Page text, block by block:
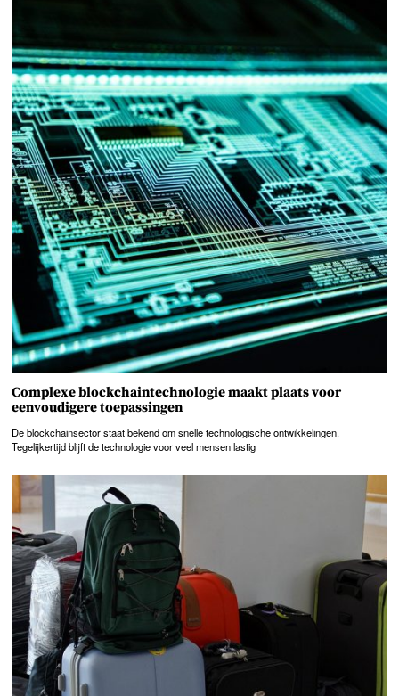
Complexe blockchaintechnologie maakt plaats voor
eenvoudigere toepassingen
De blockchainsector staat bekend om snelle technologische ontwikkelingen.
Tegelijkertijd blijft de technologie voor veel mensen lastig